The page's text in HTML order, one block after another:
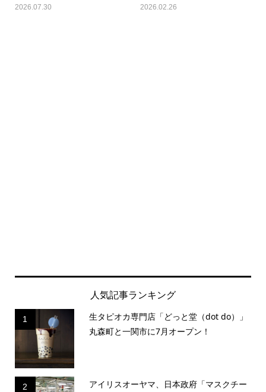
2026.07.30 2026.02.26
人気記事ランキング
1
生タピオカ専門店「どっと堂（dot do）」
丸森町と一関市に7月オープン！
2
アイリスオーヤマ、日本政府「マスクチー